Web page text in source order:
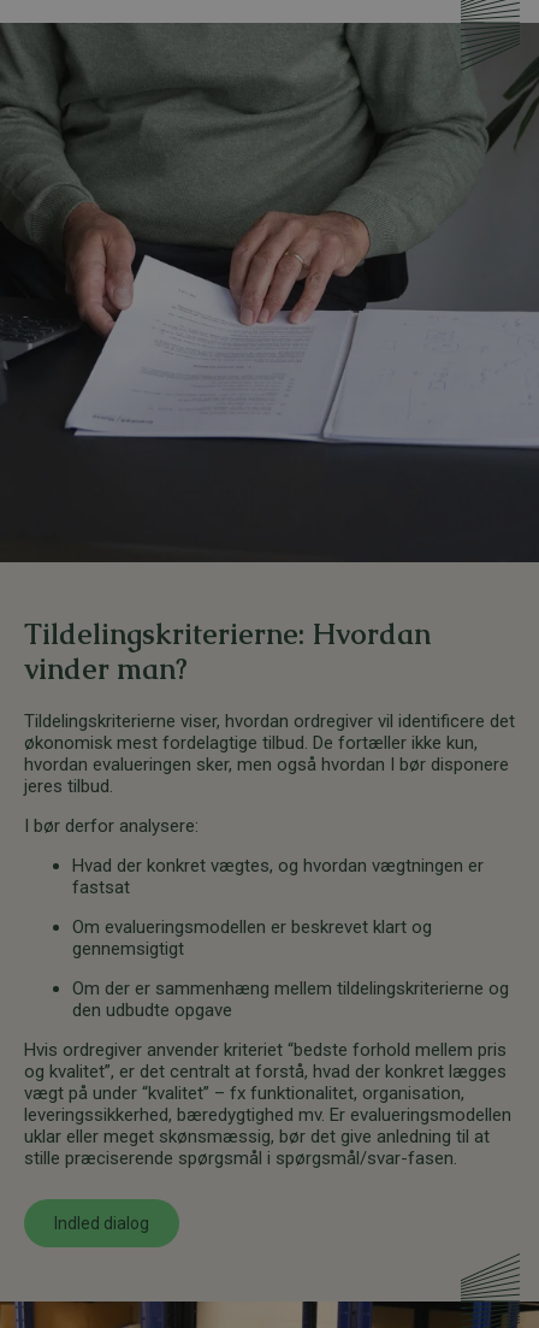
Tildelingskriterierne: Hvordan
vinder man?
Tildelingskriterierne viser, hvordan ordregiver vil identificere det
økonomisk mest fordelagtige tilbud. De fortæller ikke kun,
hvordan evalueringen sker, men også hvordan I bør disponere
jeres tilbud.
I bør derfor analysere:
Hvad der konkret vægtes, og hvordan vægtningen er
fastsat
Om evalueringsmodellen er beskrevet klart og
gennemsigtigt
Om der er sammenhæng mellem tildelingskriterierne og
den udbudte opgave
Hvis ordregiver anvender kriteriet “bedste forhold mellem pris
og kvalitet”, er det centralt at forstå, hvad der konkret lægges
vægt på under “kvalitet” – fx funktionalitet, organisation,
leveringssikkerhed, bæredygtighed mv. Er evalueringsmodellen
uklar eller meget skønsmæssig, bør det give anledning til at
stille præciserende spørgsmål i spørgsmål/svar-fasen.
Indled dialog